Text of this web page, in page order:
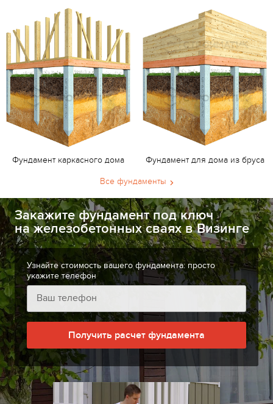
Фундамент каркасного дома Фундамент для дома из бруса
Все фундаменты
Закажите фундамент под ключ
на железобетонных сваях в Визинге
Узнайте стоимость вашего фундамента: просто
укажите телефон
Получить расчет фундамента